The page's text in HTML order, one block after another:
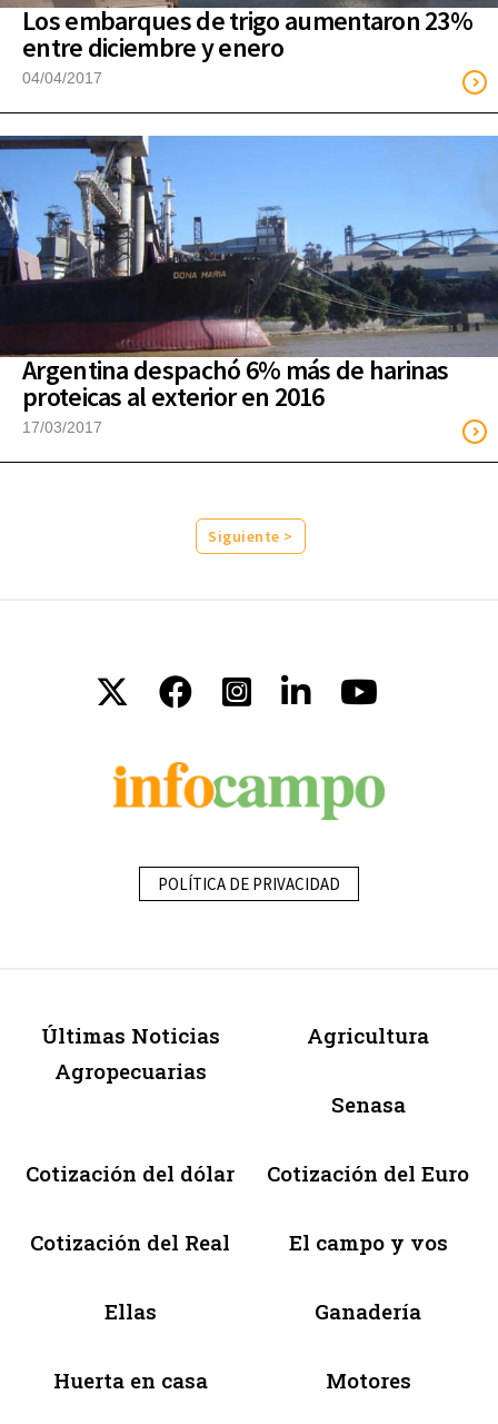
Los embarques de trigo aumentaron 23%
entre diciembre y enero
04/04/2017
Argentina despachó 6% más de harinas
proteicas al exterior en 2016
17/03/2017
Siguiente >
POLÍTICA DE PRIVACIDAD
Últimas Noticias
Agropecuarias
Agricultura
Senasa
Cotización del dólar Cotización del Euro
Cotización del Real El campo y vos
Ellas Ganadería
Huerta en casa Motores